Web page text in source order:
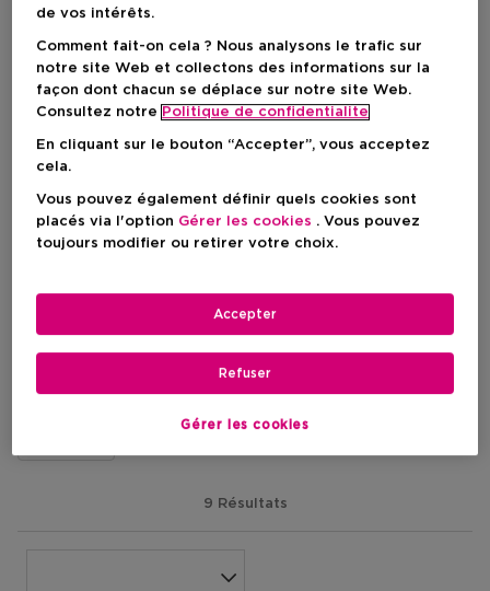
MARC JACOBS
Daisy Wild
Eau De Parfum
5
MARC JACOBS
Perfect Absolute
1
MARC JACOBS
9 Résultats
de vos intérêts.
Comment fait-on cela ? Nous analysons le trafic sur
notre site Web et collectons des informations sur la
façon dont chacun se déplace sur notre site Web.
Consultez notre Politique de confidentialite
En cliquant sur le bouton “Accepter”, vous acceptez
cela.
Vous pouvez également définir quels cookies sont
placés via l'option Gérer les cookies . Vous pouvez
toujours modifier ou retirer votre choix.
Gérer les cookies
Refuser
Accepter